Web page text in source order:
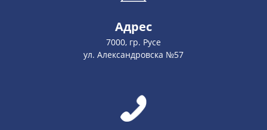
Адрес
7000, гр. Русе
ул. Александровска №57